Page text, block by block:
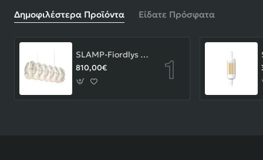
Δημοφιλέστερα Προϊόντα Είδατε Πρόσφατα
SLAMP-Fiordlys Linear Φωτιστικό Κρεμαστό 90x26x33cm White ΚΩΔ.-FRDSXXLWHT01T00LINEU
810,00€